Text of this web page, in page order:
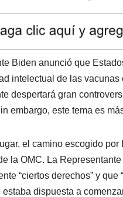
k
e
d
I
n
l
e
a
d
s
Biden anunció que
intelectual de las
despertará gran
embargo, este tema es
el camino escogido
la OMC. La
“ciertos derechos” y
estaba dispuesta a